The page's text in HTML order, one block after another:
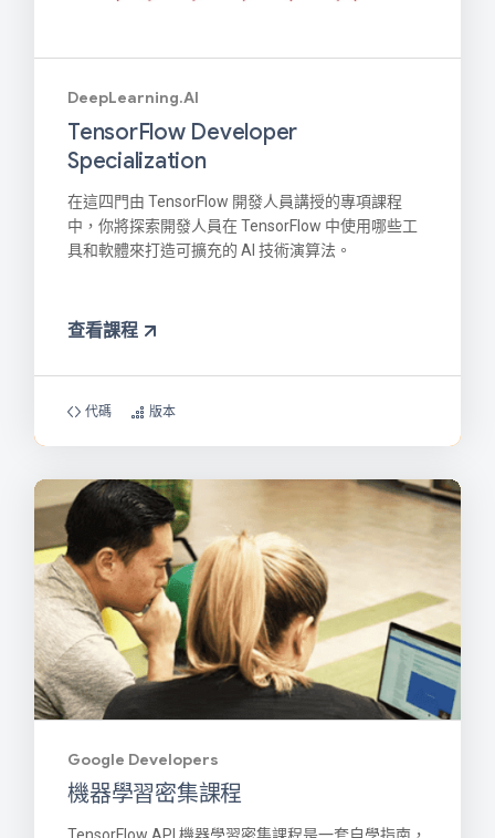
DeepLearning.AI
TensorFlow Developer
Specialization
在這四門由 TensorFlow 開發人員講授的專項課程
中，你將探索開發人員在 TensorFlow 中使用哪些工
具和軟體來打造可擴充的 AI 技術演算法。
查看課程
代碼 版本
Google Developers
機器學習密集課程